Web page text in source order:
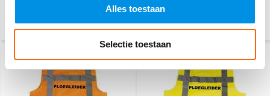
Alles toestaan
Selectie toestaan
RWS RWS